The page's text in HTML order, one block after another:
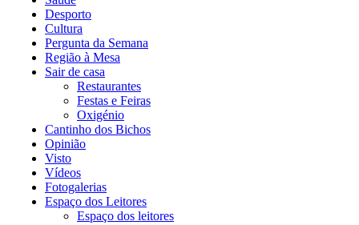
Desporto
Cultura
Pergunta da Semana
Região à Mesa
Sair de casa
Restaurantes
Festas e Feiras
Oxigénio
Cantinho dos Bichos
Opinião
Visto
Vídeos
Fotogalerias
Espaço dos Leitores
Espaço dos leitores